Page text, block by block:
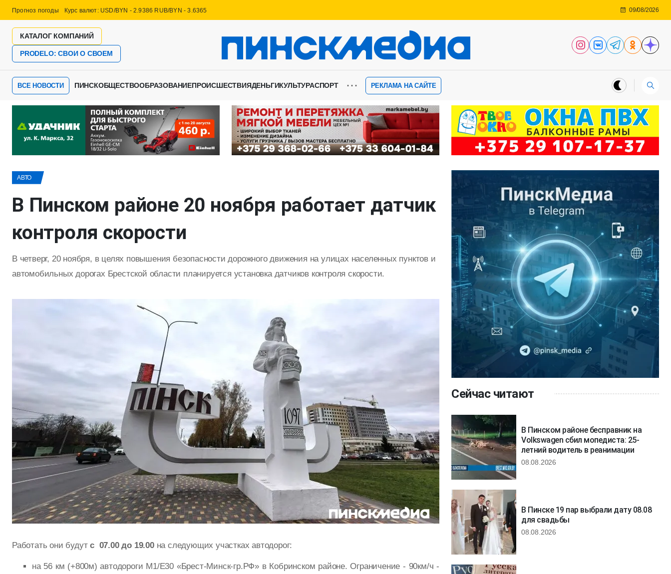
Прогноз погоды Курс валют: USD/BYN - 2.9386 RUB/BYN - 3.6365 09/08/2026
КАТАЛОГ КОМПАНИЙ
PRODELO: СВОИ О СВОЕМ
ВСЕ НОВОСТИ ПИНСКОБЩЕСТВООБРАЗОВАНИЕПРОИСШЕСТВИЯДЕНЬГИКУЛЬТУРАСПОРТ ⋯ РЕКЛАМА НА САЙТЕ
АВТО
В Пинском районе 20 ноября работает датчик
контроля скорости
В четверг, 20 ноября, в целях повышения безопасности дорожного движения на улицах населенных пунктов и
автомобильных дорогах Брестской области планируется установка датчиков контроля скорости.
Работать они будутс 07.00 до 19.00 на следующих участках автодорог:
на 56 км (+800м) автодороги М1/Е30 «Брест-Минск-гр.РФ» в Кобринском районе. Ограничение - 90км/ч -
Сейчас читают
В Пинском районе бесправник на
Volkswagen сбил мопедиста: 25-
летний водитель в реанимации
08.08.2026
В Пинске 19 пар выбрали дату 08.08
для свадьбы
08.08.2026